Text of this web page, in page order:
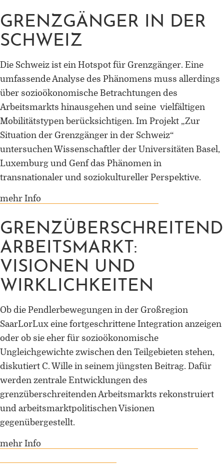
GRENZGÄNGER IN DER
SCHWEIZ
Die Schweiz ist ein Hotspot für Grenzgänger. Eine
umfassende Analyse des Phänomens muss allerdings
über sozioökonomische Betrachtungen des
Arbeitsmarkts hinausgehen und seine vielfältigen
Mobilitätstypen berücksichtigen. Im Projekt „Zur
Situation der Grenzgänger in der Schweiz“
untersuchen Wissenschaftler der Universitäten Basel,
Luxemburg und Genf das Phänomen in
transnationaler und soziokultureller Perspektive.
mehr Info
ARBEITSMARKT:
VISIONEN UND
WIRKLICHKEITEN
Ob die Pendlerbewegungen in der Großregion
SaarLorLux eine fortgeschrittene Integration anzeigen
oder ob sie eher für sozioökonomische
Ungleichgewichte zwischen den Teilgebieten stehen,
diskutiert C. Wille in seinem jüngsten Beitrag. Dafür
werden zentrale Entwicklungen des
grenzüberschreitenden Arbeitsmarkts rekonstruiert
und arbeitsmarktpolitischen Visionen
gegenübergestellt.
mehr Info